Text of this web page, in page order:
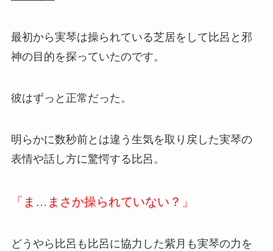
最初から実琴は操られている芝居をして比呂と邪
神の目的を探っていたのです。
彼はずっと正常だった。
明らかに数秒前とは違う生気を取り戻した実琴の
表情や話し方に驚愕する比呂。
「ま…まさか操られていない？」
どうやら比呂も比呂に協力した紫月も実琴の力を